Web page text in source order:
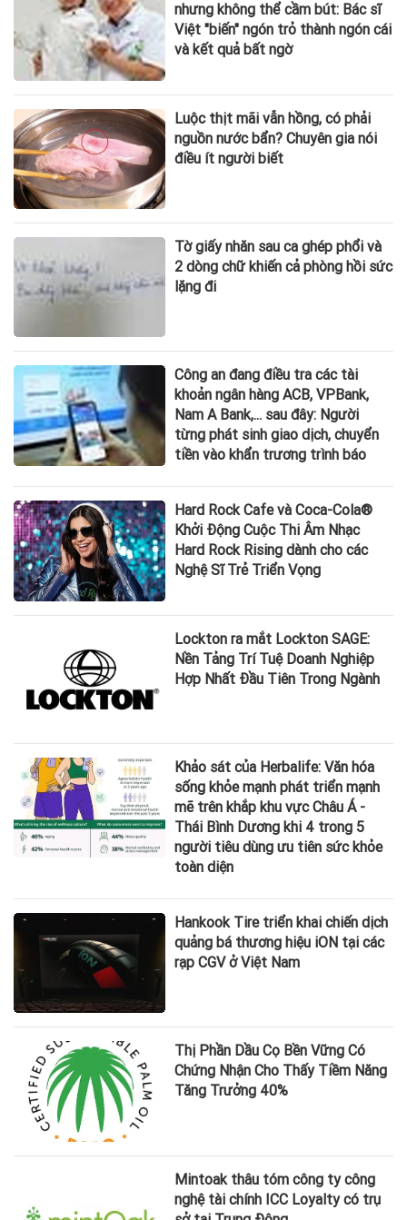
nhưng không thể cầm bút: Bác sĩ
Việt "biến" ngón trỏ thành ngón cái
và kết quả bất ngờ
Luộc thịt mãi vẫn hồng, có phải
nguồn nước bẩn? Chuyên gia nói
điều ít người biết
Tờ giấy nhăn sau ca ghép phổi và
2 dòng chữ khiến cả phòng hồi sức
lặng đi
Công an đang điều tra các tài
khoản ngân hàng ACB, VPBank,
Nam A Bank,... sau đây: Người
từng phát sinh giao dịch, chuyển
tiền vào khẩn trương trình báo
Hard Rock Cafe và Coca-Cola®
Khởi Động Cuộc Thi Âm Nhạc
Hard Rock Rising dành cho các
Nghệ Sĩ Trẻ Triển Vọng
Lockton ra mắt Lockton SAGE:
Nền Tảng Trí Tuệ Doanh Nghiệp
Hợp Nhất Đầu Tiên Trong Ngành
Khảo sát của Herbalife: Văn hóa
sống khỏe mạnh phát triển mạnh
mẽ trên khắp khu vực Châu Á -
Thái Bình Dương khi 4 trong 5
người tiêu dùng ưu tiên sức khỏe
toàn diện
Hankook Tire triển khai chiến dịch
quảng bá thương hiệu iON tại các
rạp CGV ở Việt Nam
Thị Phần Dầu Cọ Bền Vững Có
Chứng Nhận Cho Thấy Tiềm Năng
Tăng Trưởng 40%
Mintoak thâu tóm công ty công
nghệ tài chính ICC Loyalty có trụ